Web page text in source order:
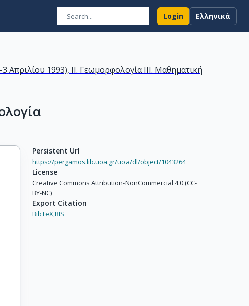
Login Ελληνικά
1993), IΙ. Γεωμορφολογία ΙΙΙ. Μαθηματική
Persistent Url
https://pergamos.lib.uoa.gr/uoa/dl/object/1043264
License
Creative Commons Attribution-NonCommercial 4.0 (CC-
BY-NC)
Export Citation
BibTeX,RIS